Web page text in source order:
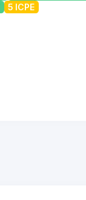
5 ICPE